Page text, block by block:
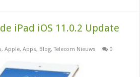
iPad iOS 11.0.2 Update
,Apple,Apps, Blog,Telecom Nieuws 0